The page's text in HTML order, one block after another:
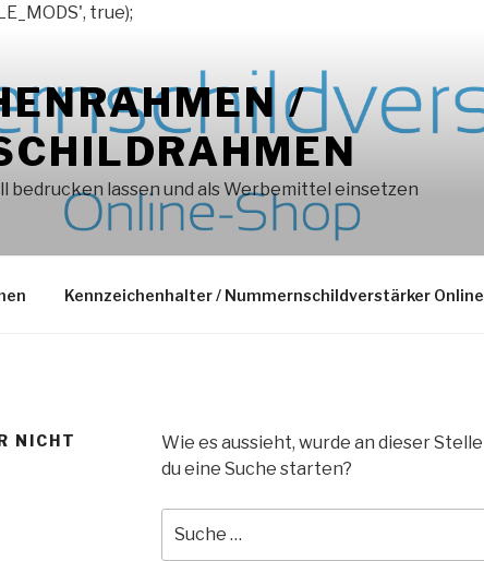
true);
/
bedrucken lassen und als Werbemittel einsetzen
Kennzeichenhalter / Nummernschildverstärker
NICHT
Wie es aussieht, wurde an dieser
du eine Suche starten?
nach: